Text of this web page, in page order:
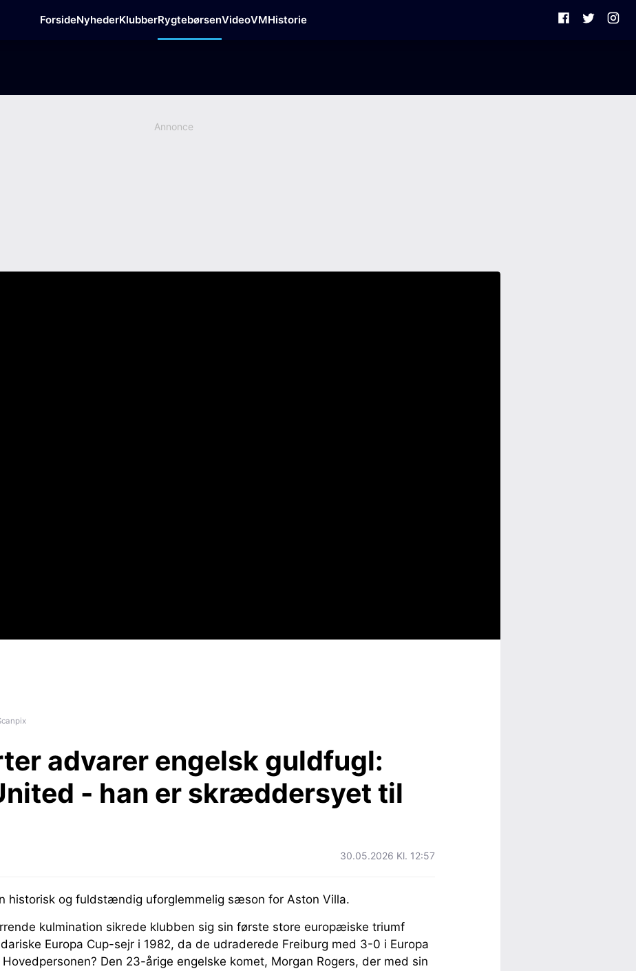
ForsideNyhederKlubberRygtebørsenVideoVMHistorie
Annonce
advarer engelsk guldfugl:
- han er skræddersyet til
30.05.2026 Kl. 12:57
historisk og fuldstændig uforglemmelig sæson for Aston Villa.
kulmination sikrede klubben sig sin første store europæiske triumf
Europa Cup-sejr i 1982, da de udraderede Freiburg med 3-0 i Europa
Den 23-årige engelske komet, Morgan Rogers, der med sin